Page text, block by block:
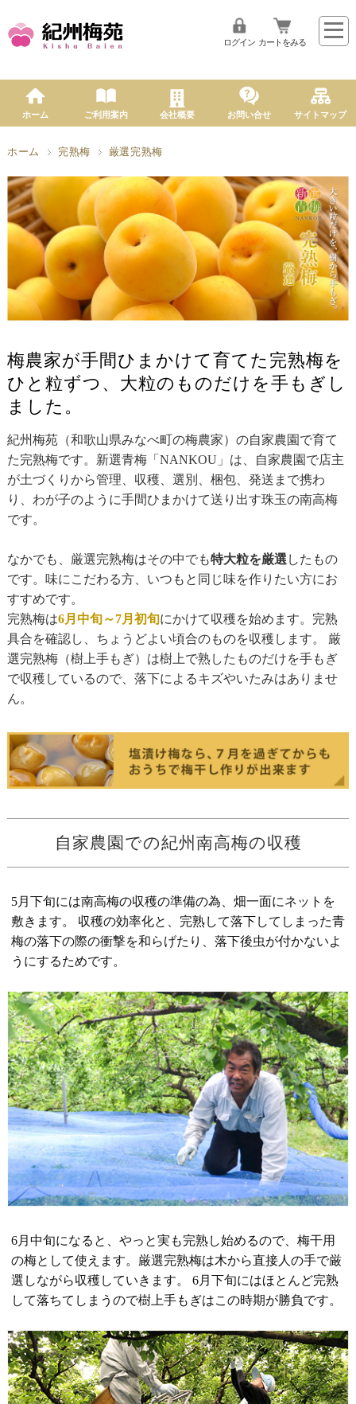
ログイン カートをみる
ホーム ご利用案内 会社概要 お問い合せ サイトマップ
ホーム 完熟梅 厳選完熟梅
梅農家が手間ひまかけて育てた完熟梅を
ひと粒ずつ、大粒のものだけを手もぎし
ました。
紀州梅苑（和歌山県みなべ町の梅農家）の自家農園で育て
た完熟梅です。新選青梅「NANKOU」は、自家農園で店主
が土づくりから管理、収穫、選別、梱包、発送まで携わ
り、わが子のように手間ひまかけて送り出す珠玉の南高梅
です。
なかでも、厳選完熟梅はその中でも特大粒を厳選 したもの
です。味にこだわる方、いつもと同じ味を作りたい方にお
すすめです。
完熟梅は6月中旬～7月初旬にかけて収穫を始めます。完熟
具合を確認し、ちょうどよい頃合のものを収穫します。 厳
選完熟梅（樹上手もぎ）は樹上で熟したものだけを手もぎ
で収穫しているので、落下によるキズやいたみはありませ
ん。
自家農園での紀州南高梅の収穫
5月下旬には南高梅の収穫の準備の為、畑一面にネットを
敷きます。 収穫の効率化と、完熟して落下してしまった青
梅の落下の際の衝撃を和らげたり、落下後虫が付かないよ
うにするためです。
6月中旬になると、やっと実も完熟し始めるので、梅干用
の梅として使えます。厳選完熟梅は木から直接人の手で厳
選しながら収穫していきます。 6月下旬にはほとんど完熟
して落ちてしまうので樹上手もぎはこの時期が勝負です。